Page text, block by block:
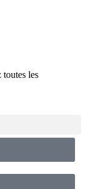
toutes les